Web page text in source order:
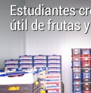
Estudiantes
útil de frutas